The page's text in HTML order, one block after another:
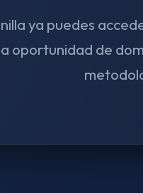
ya puedes
oportunidad de